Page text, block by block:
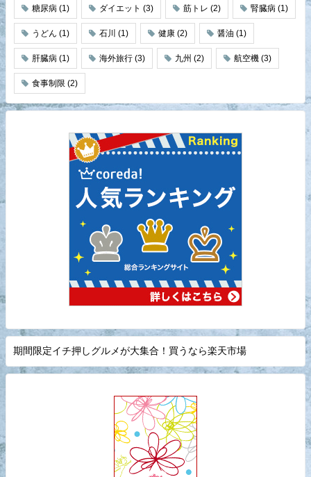
糖尿病 (1) ダイエット (3) 筋トレ (2) 腎臓病 (1)
うどん (1) 石川 (1) 健康 (2) 醤油 (1)
肝臓病 (1) 海外旅行 (3) 九州 (2) 航空機 (3)
食事制限 (2)
期間限定イチ押しグルメが大集合！買うなら楽天市場